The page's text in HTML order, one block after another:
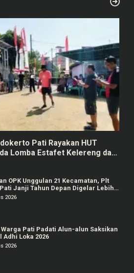
Pati Rayakan HUT
Lomba Estafet Kelereng dan
OPK Unggulan 21 Kecamatan, Plt
Janji Tahun Depan Digelar Lebih
2026
Warga Pati Padati Alun-alun Saksikan
Adhi Loka 2026
2026